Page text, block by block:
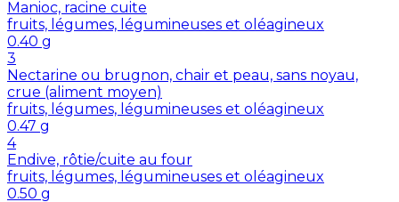
Manioc, racine cuite
fruits, légumes, légumineuses et oléagineux
0.40 g
3
Nectarine ou brugnon, chair et peau, sans noyau,
crue (aliment moyen)
fruits, légumes, légumineuses et oléagineux
0.47 g
4
Endive, rôtie/cuite au four
fruits, légumes, légumineuses et oléagineux
0.50 g